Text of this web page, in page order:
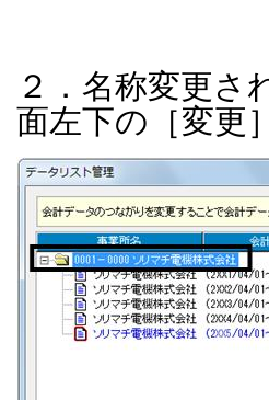
２．名称変更さ
面左下の［変更